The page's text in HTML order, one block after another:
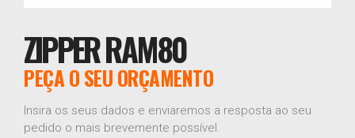
ZIPPER RAM80
PEÇA O SEU ORÇAMENTO
Insira os seus dados e enviaremos a resposta ao seu
pedido o mais brevemente possível.